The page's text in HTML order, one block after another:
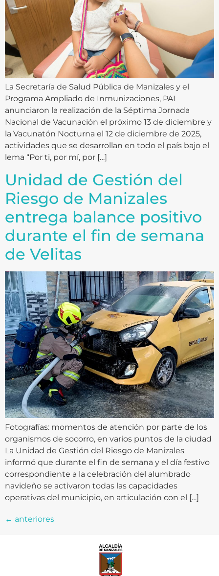
La Secretaría de Salud Pública de Manizales y el
Programa Ampliado de Inmunizaciones, PAI
anunciaron la realización de la Séptima Jornada
Nacional de Vacunación el próximo 13 de diciembre y
la Vacunatón Nocturna el 12 de diciembre de 2025,
actividades que se desarrollan en todo el país bajo el
lema “Por ti, por mí, por […]
Unidad de Gestión del
Riesgo de Manizales
entrega balance positivo
durante el fin de semana
de Velitas
Fotografías: momentos de atención por parte de los
organismos de socorro, en varios puntos de la ciudad
La Unidad de Gestión del Riesgo de Manizales
informó que durante el fin de semana y el día festivo
correspondiente a la celebración del alumbrado
navideño se activaron todas las capacidades
operativas del municipio, en articulación con el […]
← anteriores